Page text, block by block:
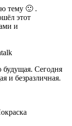
тему 🙂 .
этот
и
Сегодня
и безразличная.